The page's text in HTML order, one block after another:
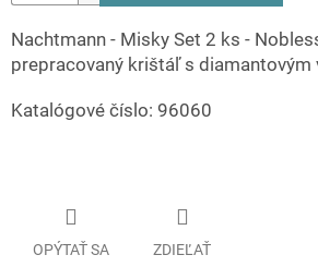
Nachtmann - Misky Set 2 ks -
prepracovaný krištáľ s diamantovým
Katalógové číslo: 96060
OPÝTAŤ SA ZDIEĽAŤ